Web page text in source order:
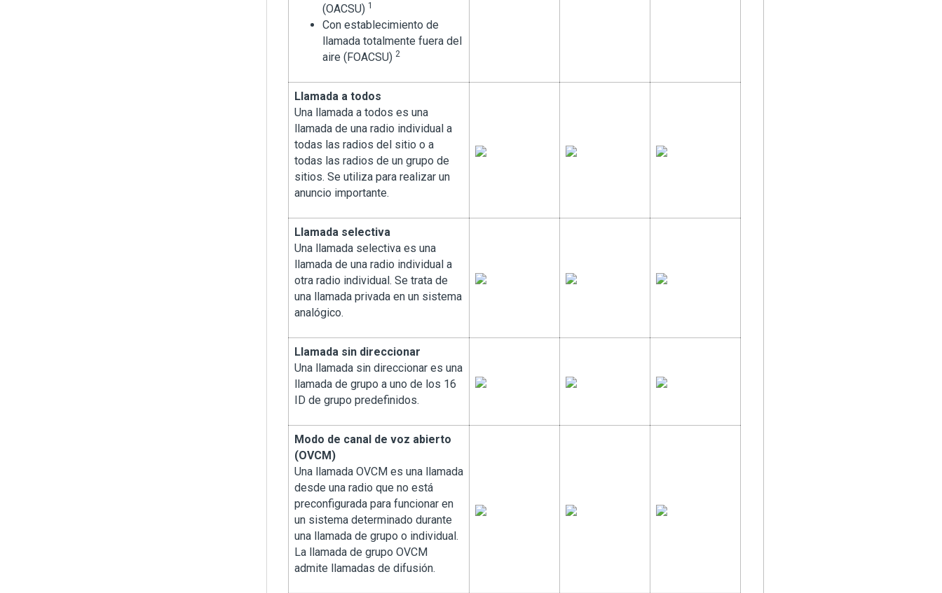
(OACSU) 1
Con establecimiento de
llamada totalmente fuera del
aire (FOACSU) 2
Llamada a todos
Una llamada a todos es una
llamada de una radio individual a
todas las radios del sitio o a
todas las radios de un grupo de
sitios. Se utiliza para realizar un
anuncio importante.
Llamada selectiva
Una llamada selectiva es una
llamada de una radio individual a
otra radio individual. Se trata de
una llamada privada en un sistema
analógico.
Llamada sin direccionar
Una llamada sin direccionar es una
llamada de grupo a uno de los 16
ID de grupo predefinidos.
Modo de canal de voz abierto
(OVCM)
Una llamada OVCM es una llamada
desde una radio que no está
preconfigurada para funcionar en
un sistema determinado durante
una llamada de grupo o individual.
La llamada de grupo OVCM
admite llamadas de difusión.